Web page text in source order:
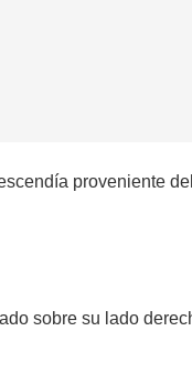
proveniente
sobre su lado